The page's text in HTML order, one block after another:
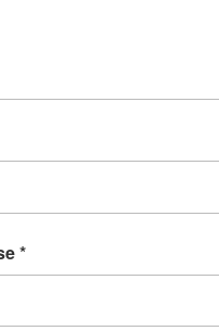
*